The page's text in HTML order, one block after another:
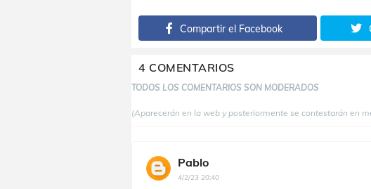
Compartir el Facebook
4 COMENTARIOS
TODOS LOS COMENTARIOS SON MODERADOS
(Aparecerán en la web y posteriormente se contestarán en
Pablo
4/2/23 20:40